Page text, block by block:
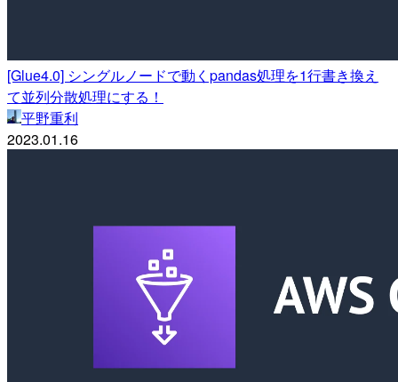
[Glue4.0] シングルノードで動くpandas処理を1行書き換え
て並列分散処理にする！
平野重利
2023.01.16